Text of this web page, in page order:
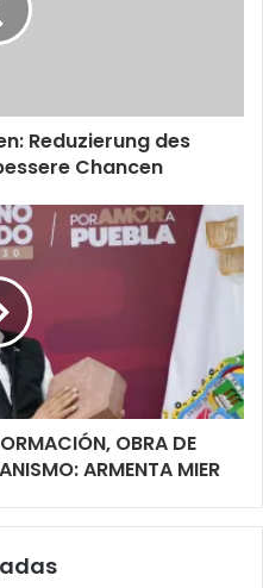
Reduzierung des
Chancen
OBRA DE
ARMENTA MIER